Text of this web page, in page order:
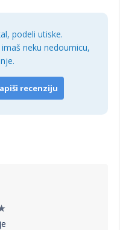
podeli utiske.
neku nedoumicu,
recenziju